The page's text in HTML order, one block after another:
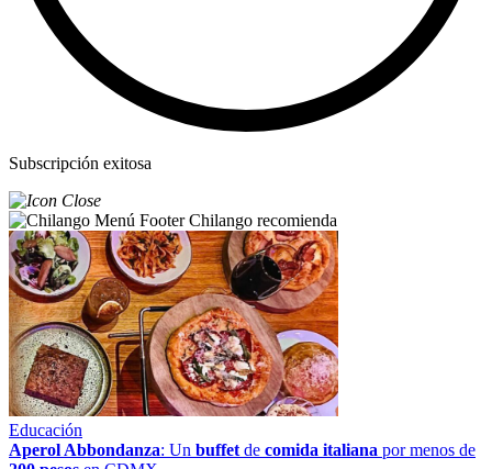
Subscripción exitosa
Chilango recomienda
Educación
Aperol Abbondanza: Un buffet de comida italiana por menos de